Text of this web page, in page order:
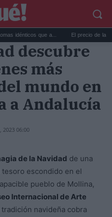
que a... El precio de la
descubre
más
mundo en
a Andalucía
2023 06:00
de la Navidad de una
escondido en el
pueblo de Mollina,
Internacional de Arte
navideña cobra